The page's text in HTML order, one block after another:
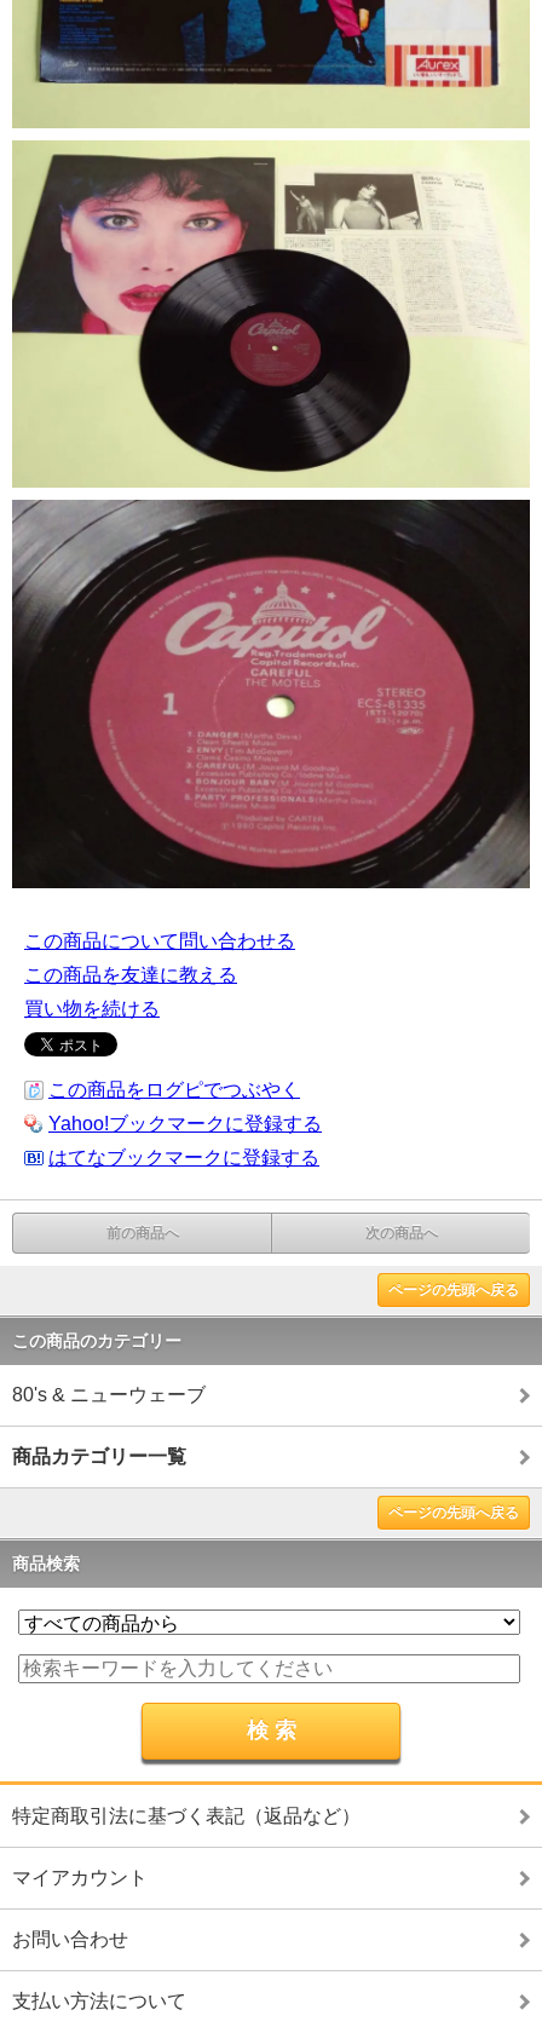
この商品について問い合わせる
この商品を友達に教える
買い物を続ける
この商品をログピでつぶやく
Yahoo!ブックマークに登録する
はてなブックマークに登録する
前の商品へ 次の商品へ
ページの先頭へ戻る
この商品のカテゴリー
80's & ニューウェーブ
商品カテゴリー一覧
ページの先頭へ戻る
商品検索
特定商取引法に基づく表記（返品など）
マイアカウント
お問い合わせ
支払い方法について